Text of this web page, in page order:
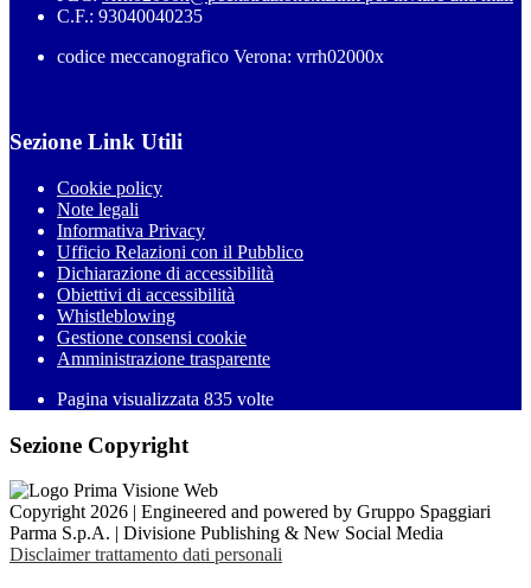
C.F.: 93040040235
codice meccanografico Verona: vrrh02000x
Sezione Link Utili
Cookie policy
Note legali
Informativa Privacy
Ufficio Relazioni con il Pubblico
Dichiarazione di accessibilità
Obiettivi di accessibilità
Whistleblowing
Gestione consensi cookie
Amministrazione trasparente
Pagina visualizzata 835 volte
Sezione Copyright
Copyright 2026 | Engineered and powered by Gruppo Spaggiari
Parma S.p.A. | Divisione Publishing & New Social Media
Disclaimer trattamento dati personali